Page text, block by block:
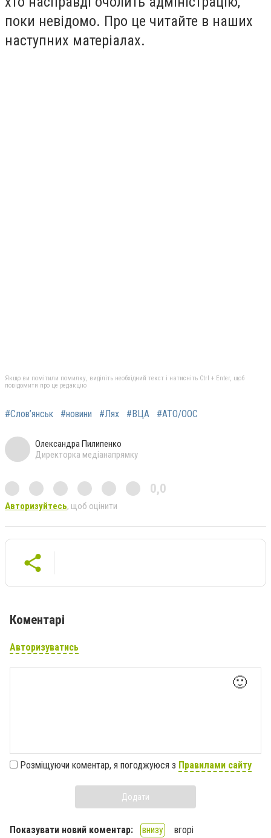
поки невідомо. Про це читайте в наших
наступних матеріалах.
Якщо ви помітили помилку, виділіть необхідний текст і натисніть Ctrl + Enter, щоб
повідомити про це редакцію
#Слов’янськ #новини #Лях #ВЦА #АТО/ООС
Олександра Пилипенко
Директорка медіанапрямку
0,0
Авторизуйтесь, щоб оцінити
Коментарі
Авторизуватись
🙂
Розміщуючи коментар, я погоджуюся з Правилами сайту
Додати
Показувати новий коментар: внизу вгорі